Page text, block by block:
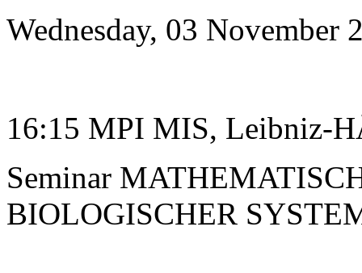
Wednesday, 03 November
16:15 MPI MIS, Leibniz-
Seminar
BIOLOGISCHER